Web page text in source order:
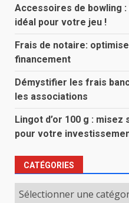
Accessoires de bowling
idéal pour votre jeu !
Frais de notaire:
financement
Démystifier les frais
les associations
Lingot d’or 100 g :
pour votre
CATÉGORIES
Catégories